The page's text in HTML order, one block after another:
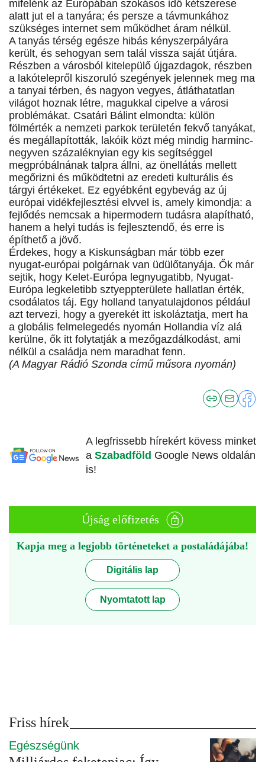
mifelénk az Európában szokásos idő kétszerese
alatt jut el a tanyára; és persze a távmunkához
szükséges internet sem működhet áram nélkül.
A tanyás térség egésze hibás kényszerpályára
került, és sehogyan sem talál vissza saját útjára.
Részben a városból kitelepülő újgazdagok, részben
a lakótelepről kiszoruló szegények jelennek meg ma
a tanyai térben, és nagyon vegyes, átláthatatlan
világot hoznak létre, magukkal cipelve a városi
problémákat. Csatári Bálint elmondta: külön
fölmérték a nemzeti parkok területén fekvő tanyákat,
és megállapították, lakóik közt még mindig harminc-
negyven százaléknyian egy kis segítséggel
megpróbálnának talpra állni, az önellátás mellett
megőrizni és működtetni az eredeti kulturális és
tárgyi értékeket. Ez egyébként egybevág az új
európai vidékfejlesztési elvvel is, amely kimondja: a
fejlődés nemcsak a hipermodern tudásra alapítható,
hanem a helyi tudás is fejlesztendő, és erre is
építhető a jövő.
Érdekes, hogy a Kiskunságban már több ezer
nyugat-európai polgárnak van üdülőtanyája. Ők már
sejtik, hogy Kelet-Európa legnyugatibb, Nyugat-
Európa legkeletibb sztyeppterülete hallatlan érték,
csodálatos táj. Egy holland tanyatulajdonos például
azt tervezi, hogy a gyerekét itt iskoláztatja, mert ha
a globális felmelegedés nyomán Hollandia víz alá
kerülne, ők itt folytatják a mezőgazdálkodást, ami
nélkül a családja nem maradhat fenn.
(A Magyar Rádió Szonda című műsora nyomán)
A legfrissebb hírekért kövess minket
a Szabadföld Google News oldalán
is!
Újság előfizetés
Kapja meg a legjobb történeteket a postaládájába!
Digitális lap
Nyomtatott lap
Friss hírek
Egészségünk